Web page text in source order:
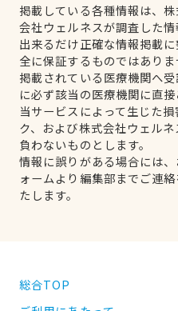
掲載している各種情報は、
会社ウェルネスが調査した情
出来るだけ正確な情報掲載
全に保証するものではありま
掲載されている医療機関へ
に必ず該当の医療機関に直接
当サービスによって生じた
ク、および株式会社ウェル
負わないものとします。
情報に誤りがある場合には
ォームより編集部までご連
たします。
総合TOP